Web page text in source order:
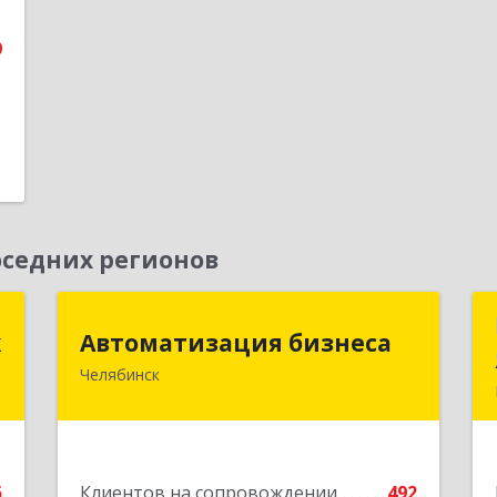
регионов
Автоматизация бизнеса
Челябинск
Автоматизация бизнеса